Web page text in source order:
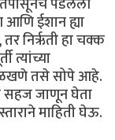
ईशान ह्या
निर्ऋती हा चक्क
त्यांच्या
तसे सोपे आहे.
सहज जाणून घेता
माहिती घेऊ.